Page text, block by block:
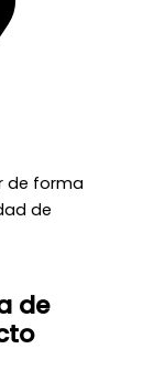
de forma
de
de